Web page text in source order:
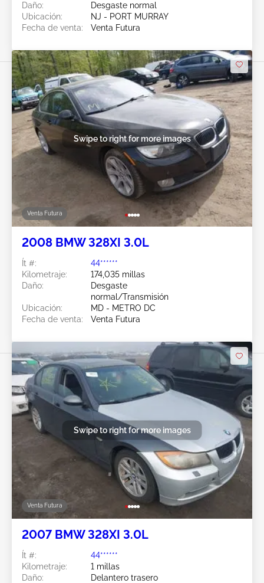
Daño:
Desgaste normal
Ubicación:
NJ - PORT MURRAY
Fecha de venta:
Venta Futura
Venta Futura
Swipe to right for more images
2008 BMW 328XI 3.0L
Ít #:
44******
Kilometraje:
174,035 millas
Daño:
Desgaste
normal/Transmisión
Ubicación:
MD - METRO DC
Fecha de venta:
Venta Futura
Venta Futura
Swipe to right for more images
2007 BMW 328XI 3.0L
Ít #:
44******
Kilometraje:
1 millas
Daño:
Delantero trasero